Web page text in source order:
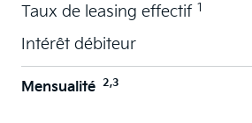
Taux de leasing effectif 1
Intérêt débiteur
Mensualité 2,3